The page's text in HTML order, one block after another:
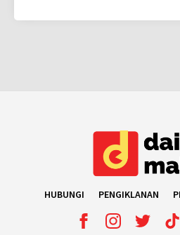
HUBUNGI PENGIKLANAN